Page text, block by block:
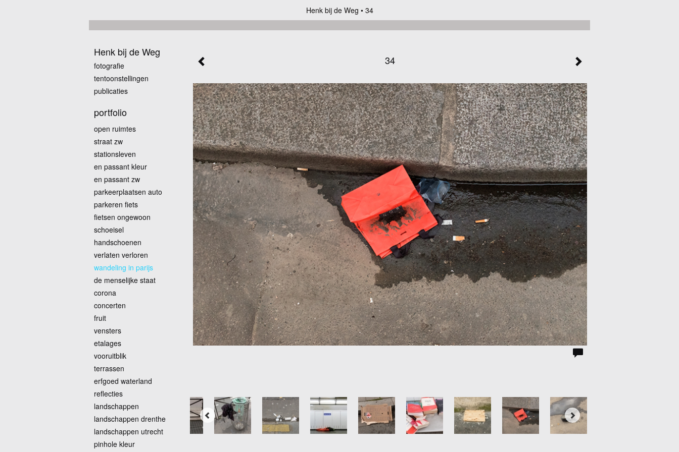
Henk bij de Weg 34
34
Henk bij de Weg
fotografie
tentoonstellingen
publicaties
portfolio
open ruimtes
straat zw
stationsleven
en passant kleur
en passant zw
parkeerplaatsen auto
parkeren fiets
fietsen ongewoon
schoeisel
handschoenen
verlaten verloren
wandeling in parijs
de menselijke staat
corona
concerten
fruit
vensters
etalages
vooruitblik
terrassen
erfgoed waterland
reflecties
landschappen
landschappen drenthe
landschappen utrecht
pinhole kleur